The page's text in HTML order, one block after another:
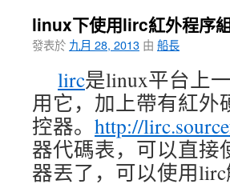
linux下使用lirc紅外程序
發表於 九月 28, 2013 由 船長
lirc是linux平台上
用它，加上帶有紅外
控器。 http://
器代碼表，可以直接
器丟了，可以使用